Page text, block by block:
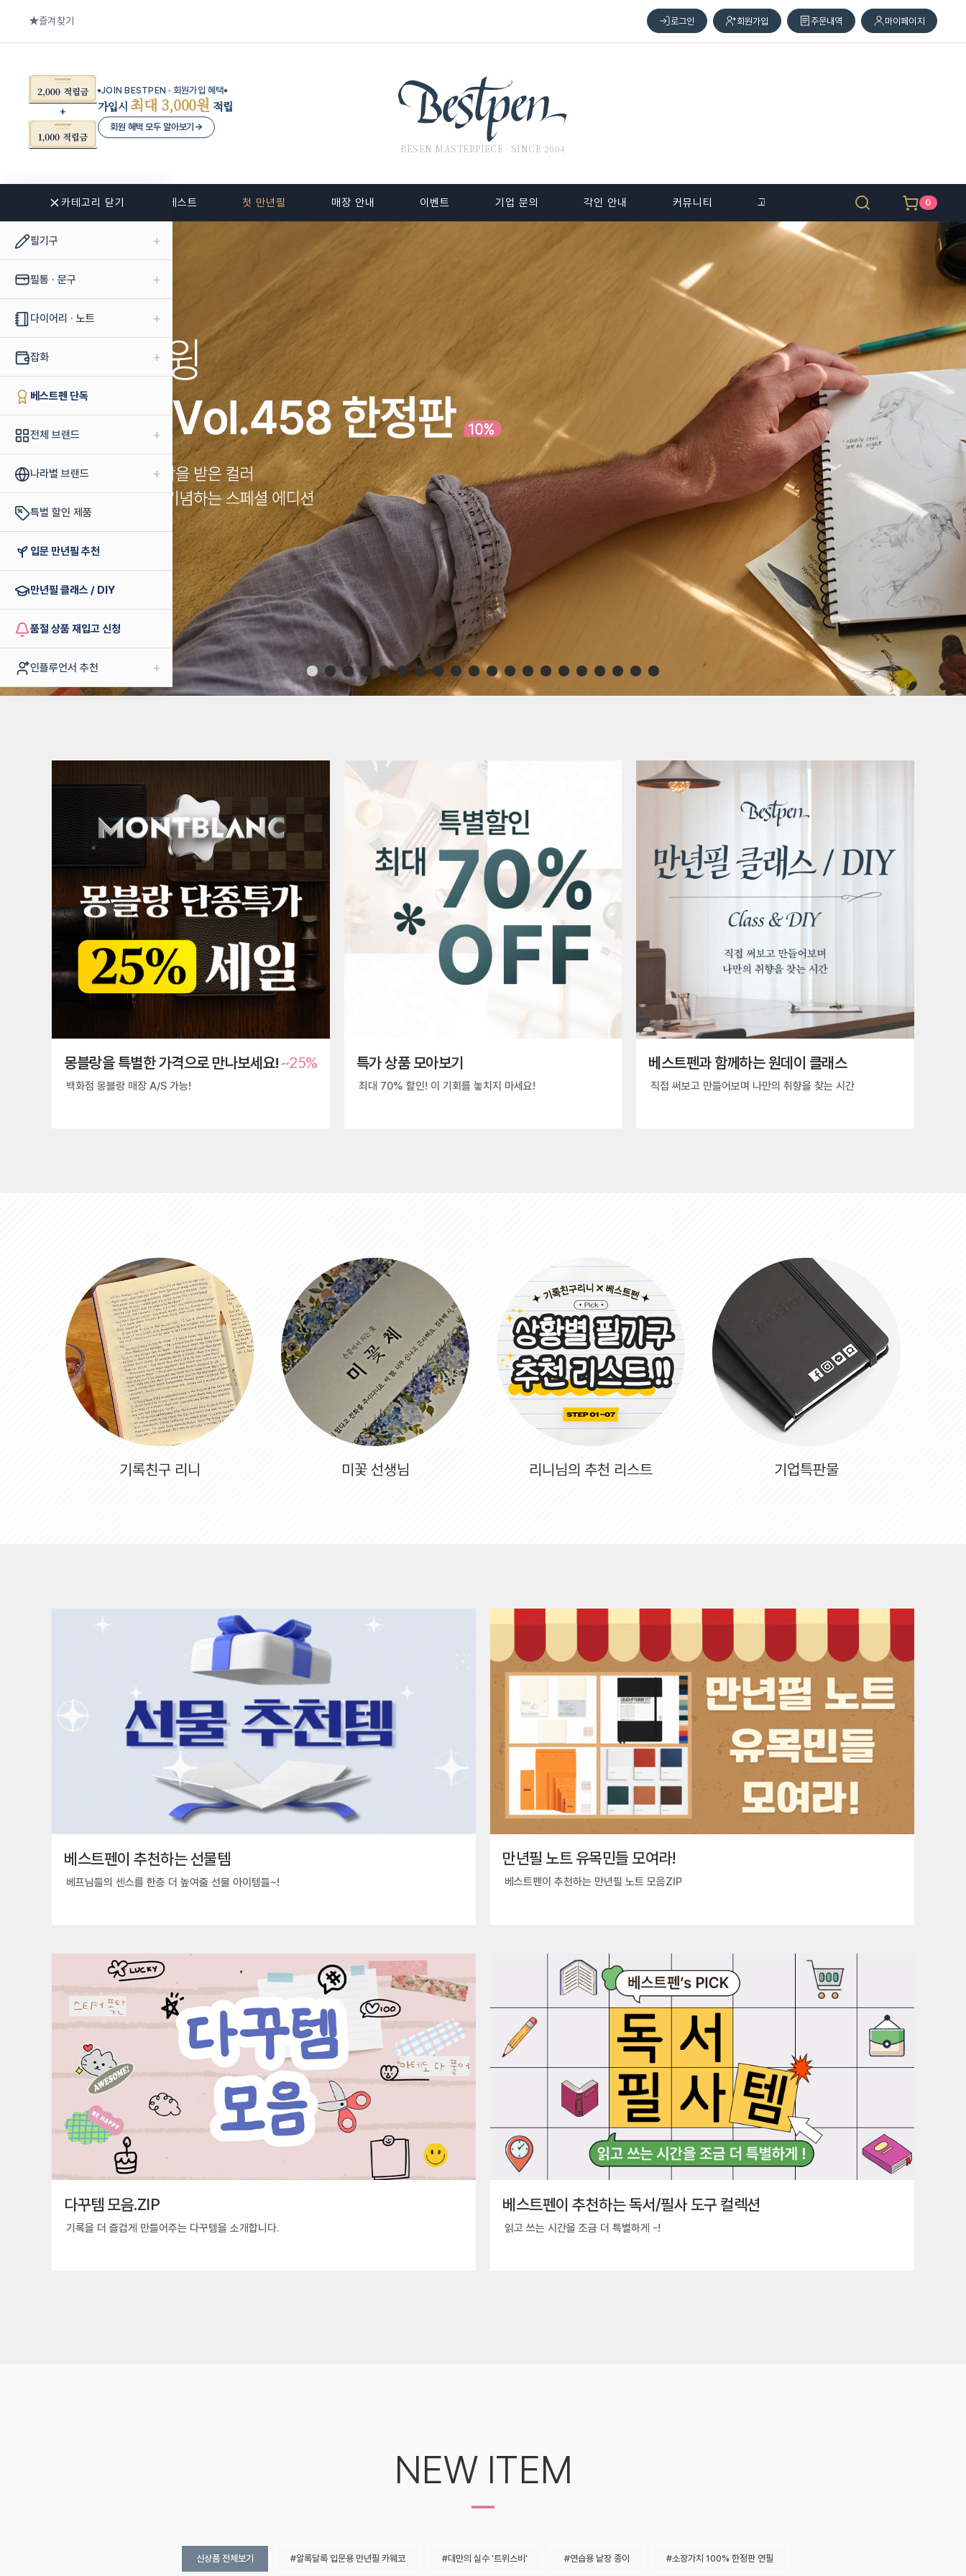
즐겨찾기
JOIN BESTPEN · 회원가입 혜택
가입시 최대 3,000원 적립
회원 혜택 모두 알아보기 →
로그인 회원가입 주문내역 마이페이지
BESEN MASTERPIECE · SINCE 2004
카테고리 닫기
필기구 +
필통 · 문구 +
다이어리 · 노트 +
잡화 +
베스트펜 단독
전체 브랜드 +
나라별 브랜드 +
특별 할인 제품
입문 만년필 추천
만년필 클래스 / DIY
품절 상품 재입고 신청
인플루언서 추천 +
신상품 베스트 첫 만년필 매장 안내 이벤트 기업 문의 각인 안내 커뮤니티 고객 센터 0
몽블랑을 특별한 가격으로 만나보세요! ~25%
백화점 몽블랑 매장 A/S 가능!
특가 상품 모아보기
최대 70% 할인! 이 기회를 놓치지 마세요!
베스트펜과 함께하는 원데이 클래스
직접 써보고 만들어보며 나만의 취향을 찾는 시간
기록친구 리니 미꽃 선생님 리니님의 추천 리스트 기업특판물
베스트펜이 추천하는 선물템
베프님들의 센스를 한층 더 높여줄 선물 아이템들~!
만년필 노트 유목민들 모여라!
베스트펜이 추천하는 만년필 노트 모음ZIP
다꾸템 모음.ZIP
기록을 더 즐겁게 만들어주는 다꾸템을 소개합니다.
베스트펜이 추천하는 독서/필사 도구 컬렉션
읽고 쓰는 시간을 조금 더 특별하게 -!
NEW ITEM
-
신상품 전체보기 알록달록 입문용 만년필 카웨코 대만의 실수 '트위스비' 연습용 낱장 종이 소장가치 100% 한정판 연필